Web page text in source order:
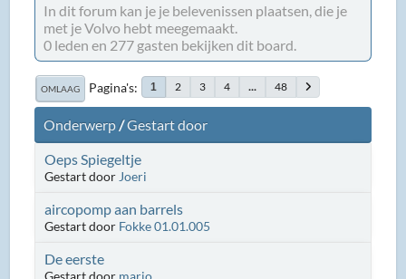
In dit forum kan je je belevenissen plaatsen, die je
met je Volvo hebt meegemaakt.
0 leden en 277 gasten bekijken dit board.
OMLAAG Pagina's 1 2 3 4 ... 48
Onderwerp/Gestart door
Oeps Spiegeltje
Gestart door Joeri
aircopomp aan barrels
Gestart door Fokke 01.01.005
De eerste
Gestart door mario